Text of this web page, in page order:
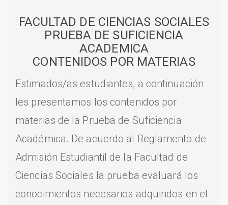
FACULTAD DE CIENCIAS SOCIALES
PRUEBA DE SUFICIENCIA
ACADEMICA
CONTENIDOS POR MATERIAS
Estimados/as estudiantes, a continuación
les presentamos los contenidos por
materias de la Prueba de Suficiencia
Académica. De acuerdo al Reglamento de
Admisión Estudiantil de la Facultad de
Ciencias Sociales la prueba evaluará los
conocimientos necesarios adquiridos en el